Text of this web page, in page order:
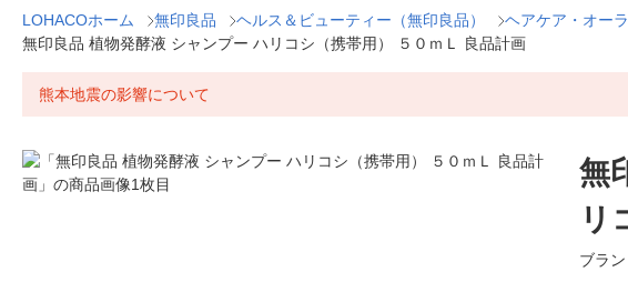
LOHACOホーム 無印良品 ヘルス＆ビューティー（無印良品） ヘアケア・オー
無印良品 植物発酵液 シャンプー ハリコシ（携帯用） ５０ｍＬ 良品計画
熊本地震の影響について
無
リ
ブラン